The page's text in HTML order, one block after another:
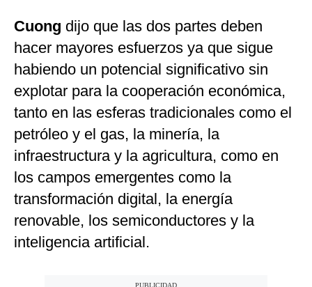
Cuong dijo que las dos partes deben
hacer mayores esfuerzos ya que sigue
habiendo un potencial significativo sin
explotar para la cooperación económica,
tanto en las esferas tradicionales como el
petróleo y el gas, la minería, la
infraestructura y la agricultura, como en
los campos emergentes como la
transformación digital, la energía
renovable, los semiconductores y la
inteligencia artificial.